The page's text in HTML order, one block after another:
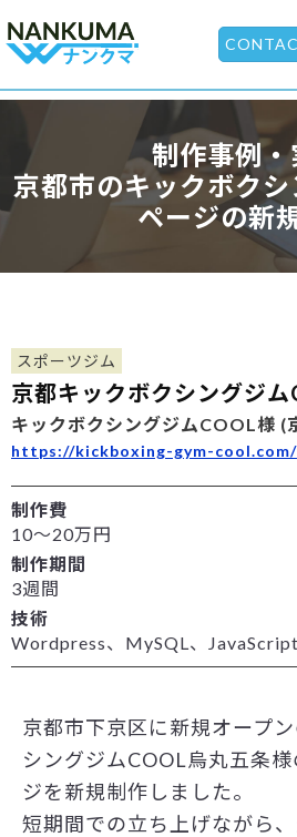
制作事例・
京都市のキックボク
ページの新
スポーツジム
京都キックボクシングジ
キックボクシングジムCOOL様 (
https://kickboxing-gym-cool.com/
制作費
10～20万円
制作期間
3週間
技術
Wordpress、MySQL、
京都市下京区に新規オープ
シングジムCOOL烏丸五条
ジを新規制作しました。
短期間での立ち上げながら